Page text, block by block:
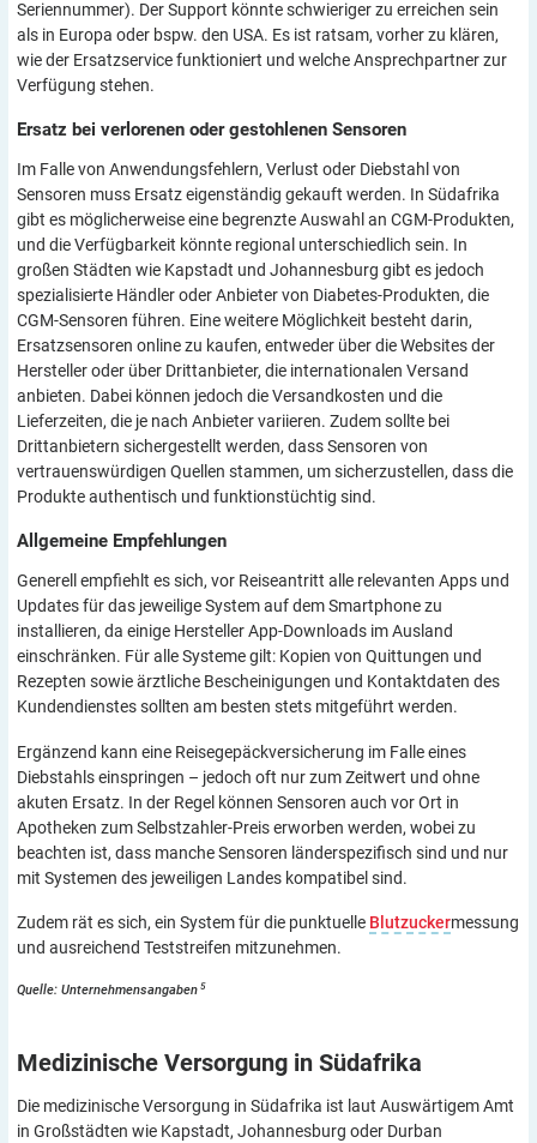
Seriennummer). Der Support könnte schwieriger zu erreichen sein
als in Europa oder bspw. den USA. Es ist ratsam, vorher zu klären,
wie der Ersatzservice funktioniert und welche Ansprechpartner zur
Verfügung stehen.
Ersatz bei verlorenen oder gestohlenen Sensoren
Im Falle von Anwendungsfehlern, Verlust oder Diebstahl von
Sensoren muss Ersatz eigenständig gekauft werden. In Südafrika
gibt es möglicherweise eine begrenzte Auswahl an CGM-Produkten,
und die Verfügbarkeit könnte regional unterschiedlich sein. In
großen Städten wie Kapstadt und Johannesburg gibt es jedoch
spezialisierte Händler oder Anbieter von Diabetes-Produkten, die
CGM-Sensoren führen. Eine weitere Möglichkeit besteht darin,
Ersatzsensoren online zu kaufen, entweder über die Websites der
Hersteller oder über Drittanbieter, die internationalen Versand
anbieten. Dabei können jedoch die Versandkosten und die
Lieferzeiten, die je nach Anbieter variieren. Zudem sollte bei
Drittanbietern sichergestellt werden, dass Sensoren von
vertrauenswürdigen Quellen stammen, um sicherzustellen, dass die
Produkte authentisch und funktionstüchtig sind.
Allgemeine Empfehlungen
Generell empfiehlt es sich, vor Reiseantritt alle relevanten Apps und
Updates für das jeweilige System auf dem Smartphone zu
installieren, da einige Hersteller App-Downloads im Ausland
einschränken. Für alle Systeme gilt: Kopien von Quittungen und
Rezepten sowie ärztliche Bescheinigungen und Kontaktdaten des
Kundendienstes sollten am besten stets mitgeführt werden.
Ergänzend kann eine Reisegepäckversicherung im Falle eines
Diebstahls einspringen – jedoch oft nur zum Zeitwert und ohne
akuten Ersatz. In der Regel können Sensoren auch vor Ort in
Apotheken zum Selbstzahler-Preis erworben werden, wobei zu
beachten ist, dass manche Sensoren länderspezifisch sind und nur
mit Systemen des jeweiligen Landes kompatibel sind.
Zudem rät es sich, ein System für die punktuelle Blutzuckermessung
und ausreichend Teststreifen mitzunehmen.
Quelle: Unternehmensangaben 5
Medizinische Versorgung in Südafrika
Die medizinische Versorgung in Südafrika ist laut Auswärtigem Amt
in Großstädten wie Kapstadt, Johannesburg oder Durban